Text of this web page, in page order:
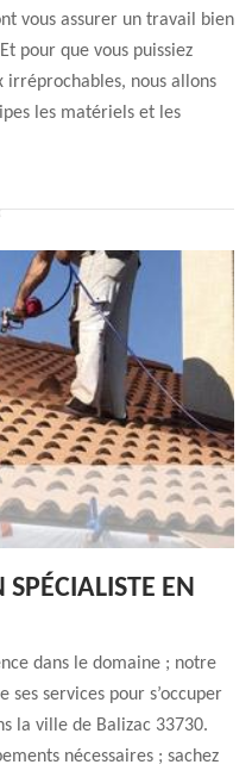
vous assurer un travail bien
pour que vous puissiez
irréprochables, nous allons
les matériels et les
EN
dans le domaine ; notre
ses services pour s’occuper
la ville de Balizac 33730.
nécessaires ; sachez